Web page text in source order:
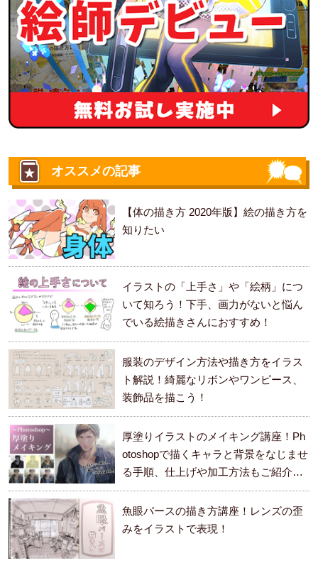
オススメの記事
【体の描き方 2020年版】絵の描き方を
知りたい
イラストの「上手さ」や「絵柄」につ
いて知ろう！下手、画力がないと悩ん
でいる絵描きさんにおすすめ！
服装のデザイン方法や描き方をイラス
ト解説！綺麗なリボンやワンピース、
装飾品を描こう！
厚塗りイラストのメイキング講座！Ph
otoshopで描くキャラと背景をなじませ
る手順、仕上げや加工方法もご紹介し
ます。
魚眼パースの描き方講座！レンズの歪
みをイラストで表現！